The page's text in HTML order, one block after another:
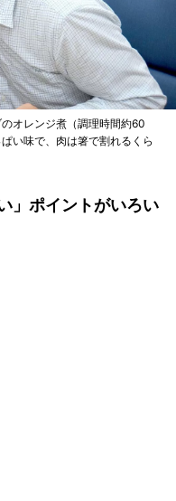
オレンジ煮（調理時間約60
い味で、肉は箸で割れるくら
」ポイントがいろい